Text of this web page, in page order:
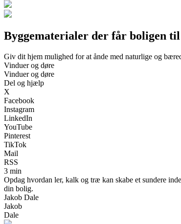
Byggematerialer der får boligen
Giv dit hjem mulighed for at ånde med naturlige og
Vinduer og døre
Vinduer og døre
Del og hjælp
X
Facebook
Instagram
LinkedIn
YouTube
Pinterest
TikTok
Mail
RSS
3 min
Opdag hvordan ler, kalk og træ kan skabe et sundere
din bolig.
Jakob Dale
Jakob
Dale